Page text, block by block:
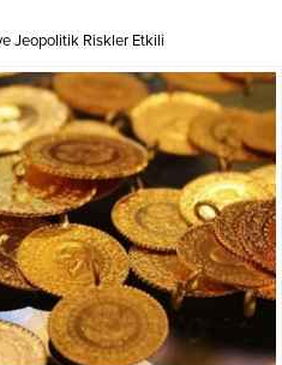
Jeopolitik Riskler Etkili